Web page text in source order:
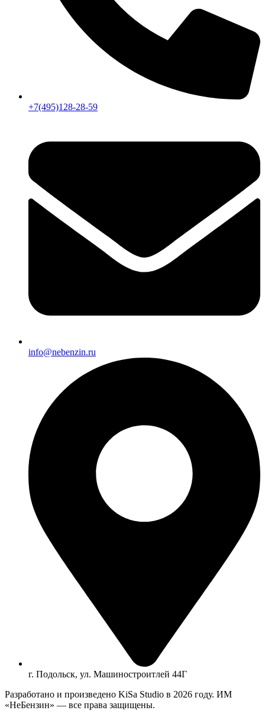
+7(495)128-28-59
info@nebenzin.ru
г. Подольск, ул. Машиностроитлей 44Г
Разработано и произведено KiSa Studio в 2026 году. ИМ
«НеБензин» — все права защищены.